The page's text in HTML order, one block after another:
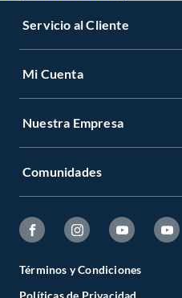
Servicio al Cliente
Mi Cuenta
Nuestra Empresa
Comunidades
Términos y Condiciones